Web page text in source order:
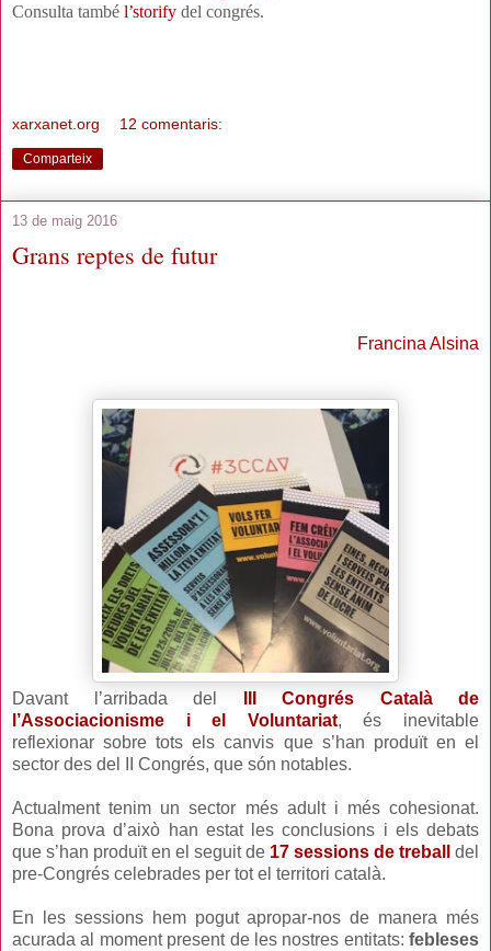
Consulta també l’storify del congrés.
xarxanet.org 12 comentaris:
Comparteix
13 de maig 2016
Grans reptes de futur
Francina Alsina
Davant l’arribada del
III Congrés Català de
l’Associacionisme i el Voluntariat, és inevitable
reflexionar sobre tots els canvis que s’han produït en el
sector des del II Congrés, que són notables.
Actualment tenim un sector més adult i més cohesionat.
Bona prova d’això han estat les conclusions i els debats
que s’han produït en el seguit de 17 sessions de treball
del
pre-Congrés celebrades per tot el territori català.
En les sessions hem pogut apropar-nos de manera més
acurada al moment present de les nostres entitats: febleses